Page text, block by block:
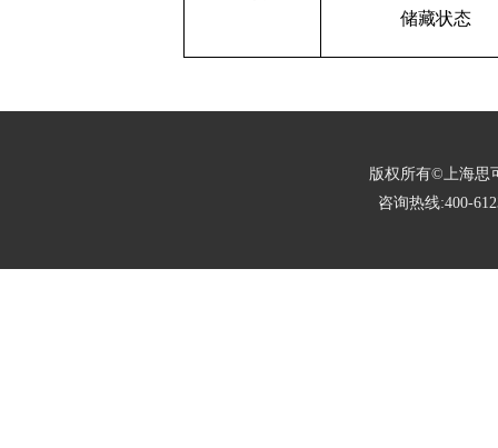
储藏状态
版权所有©上海思
咨询热线:400-